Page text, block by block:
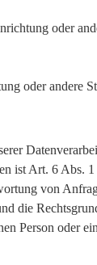
oder
oder andere
ist Art. 6 Abs.
von
Person oder